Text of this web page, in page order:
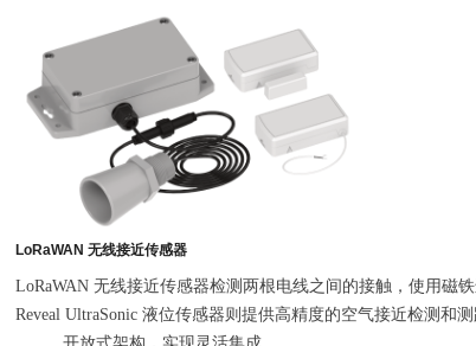
LoRaWAN 无线接近传感器
LoRaWAN 无线接近传感器检测两根电线之间的接触，使用磁
Reveal UltraSonic 液位传感器则提供高精度的空气接近检测和测